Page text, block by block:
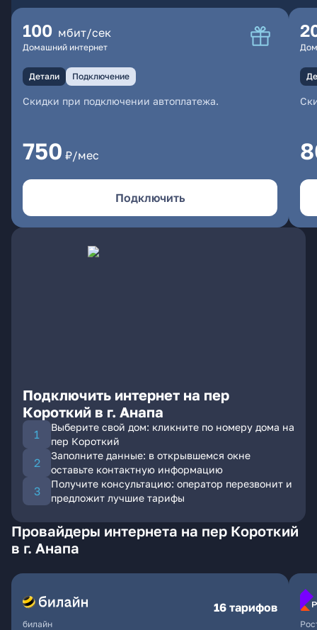
100 мбит/сек
Домашний интернет
Детали Подключение
Скидки при подключении автоплатежа.
750 ₽/мес
Подключить
Подключить интернет на пер
Короткий в г. Анапа
Выберите свой дом: кликните по номеру дома на
пер Короткий
Заполните данные: в открывшемся окне
оставьте контактную информацию
Получите консультацию: оператор перезвонит и
предложит лучшие тарифы
Провайдеры интернета на пер Короткий
в г. Анапа
билайн
16 тарифов